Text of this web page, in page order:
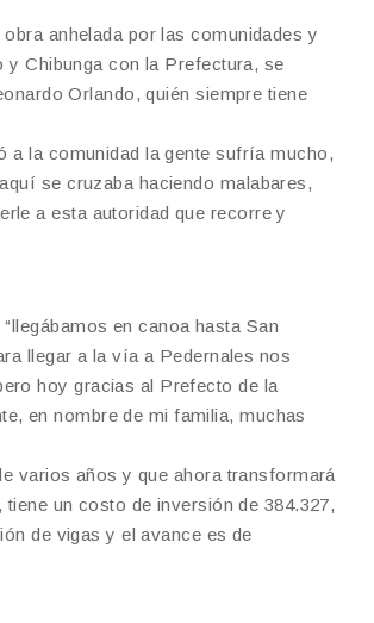
anhelada por las comunidades y
y Chibunga con la Prefectura, se
Orlando, quién siempre tiene
a la comunidad la gente sufría mucho,
se cruzaba haciendo malabares,
a esta autoridad que recorre y
en canoa hasta San
llegar a la vía a Pedernales nos
hoy gracias al Prefecto de la
en nombre de mi familia, muchas
varios años y que ahora transformará
un costo de inversión de 384.327,
de vigas y el avance es de